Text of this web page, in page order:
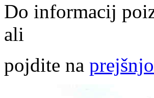
Do informacij
ali
pojdite na